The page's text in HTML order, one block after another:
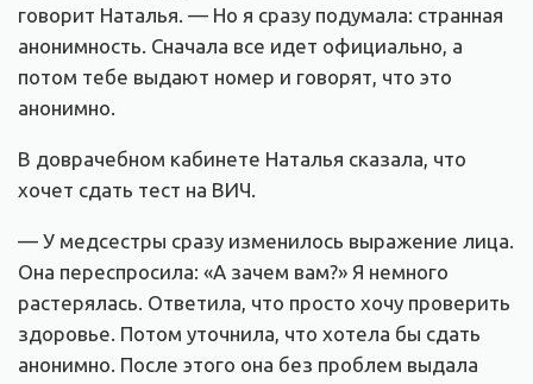
говорит Наталья. — Но я сразу подумала: странная
анонимность. Сначала все идет официально, а
потом тебе выдают номер и говорят, что это
анонимно.
В доврачебном кабинете Наталья сказала, что
хочет сдать тест на ВИЧ.
— У медсестры сразу изменилось выражение лица.
Она переспросила: «А зачем вам?» Я немного
растерялась. Ответила, что просто хочу проверить
здоровье. Потом уточнила, что хотела бы сдать
анонимно. После этого она без проблем выдала